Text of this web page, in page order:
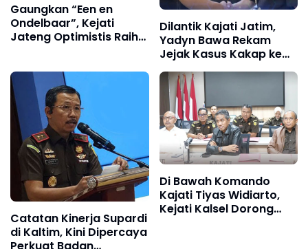
Gaungkan “Een en
Ondelbaar”, Kejati
Jateng Optimistis Raih
Dilantik Kajati Jatim,
Yadyn Bawa Rekam
Jejak Kasus Kakap ke
Kursi Kajari Jember
Catatan Kinerja Supardi
di Kaltim, Kini Dipercaya
Di Bawah Komando
Kajati Tiyas Widiarto,
Kejati Kalsel Dorong